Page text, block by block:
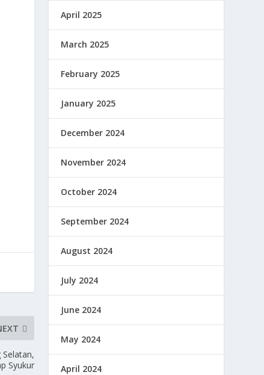
Syukur
April 2025
March 2025
February 2025
January 2025
December 2024
November 2024
October 2024
September 2024
August 2024
July 2024
June 2024
May 2024
April 2024